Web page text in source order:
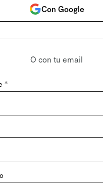
Con Google
O con tu email
*